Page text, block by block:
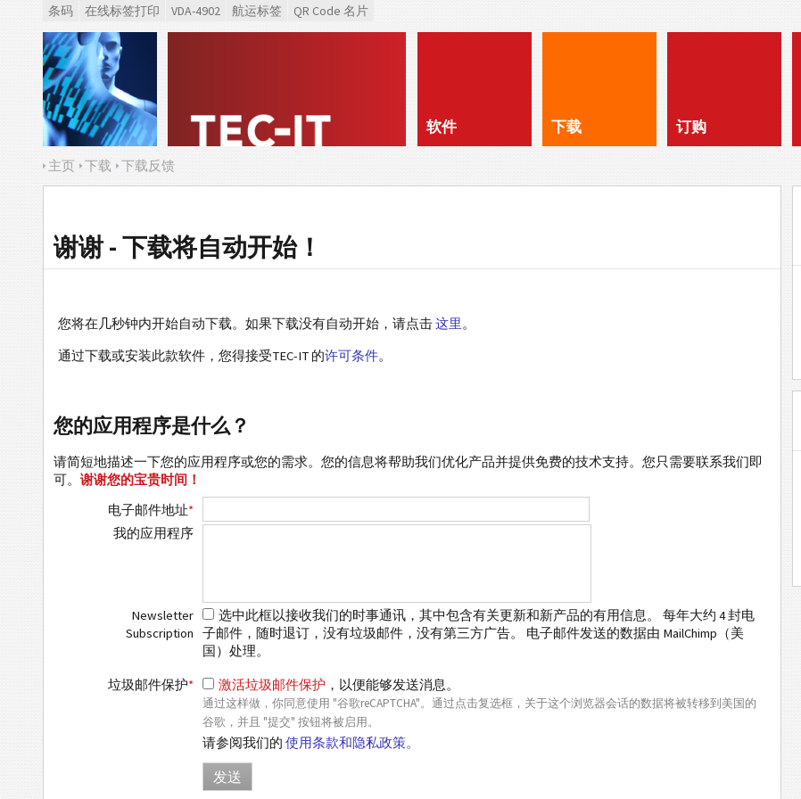
条码 在线标签打印 VDA-4902 航运标签 QR Code 名片
软件 下载 订购
主页 下载 下载反馈
谢谢 - 下载将自动开始！
您将在几秒钟内开始自动下载。如果下载没有自动开始，请点击这里。
通过下载或安装此款软件，您得接受TEC-IT 的许可条件。
您的应用程序是什么？
请简短地描述一下您的应用程序或您的需求。您的信息将帮助我们优化产品并提供免费的技术支持。您只需要联系我们即
可。 谢谢您的宝贵时间！
电子邮件地址*
我的应用程序
Newsletter
Subscription
选中此框以接收我们的时事通讯，其中包含有关更新和新产品的有用信息。 每年大约 4 封电
子邮件，随时退订，没有垃圾邮件，没有第三方广告。 电子邮件发送的数据由 MailChimp（美
国）处理。
垃圾邮件保护* 激活垃圾邮件保护 ，以便能够发送消息。
通过这样做，你同意使用 "谷歌reCAPTCHA"。通过点击复选框，关于这个浏览器会话的数据将被转移到美国的
谷歌，并且 "提交" 按钮将被启用。
请参阅我们的使用条款和隐私政策。